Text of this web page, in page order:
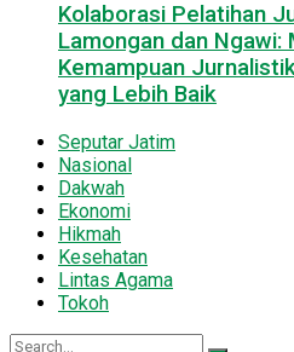
Kolaborasi Pelatihan
Lamongan dan Ngawi:
Kemampuan
yang Lebih Baik
Seputar Jatim
Nasional
Dakwah
Ekonomi
Hikmah
Kesehatan
Lintas Agama
Tokoh